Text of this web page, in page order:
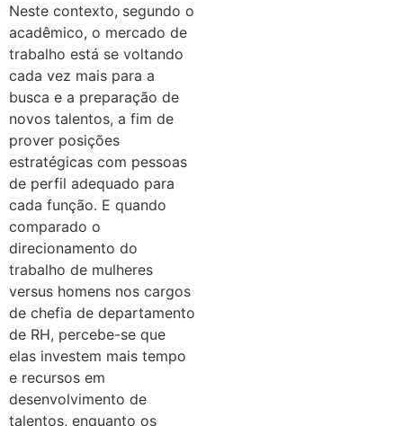
Neste contexto, segundo o
acadêmico, o mercado de
trabalho está se voltando
cada vez mais para a
busca e a preparação de
novos talentos, a fim de
prover posições
estratégicas com pessoas
de perfil adequado para
cada função. E quando
comparado o
direcionamento do
trabalho de mulheres
versus homens nos cargos
de chefia de departamento
de RH, percebe-se que
elas investem mais tempo
e recursos em
desenvolvimento de
talentos, enquanto os